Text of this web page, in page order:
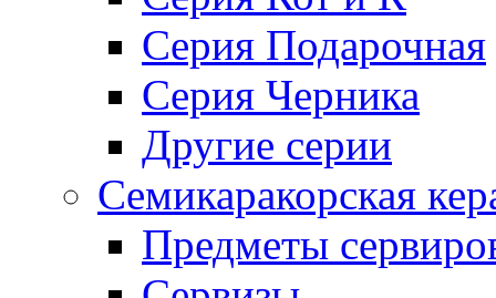
Серия Подарочная
Серия Черника
Другие серии
Семикаракорская
Предметы